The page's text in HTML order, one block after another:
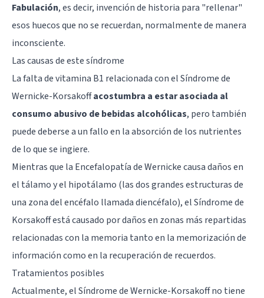
Fabulación, es decir, invención de historia para "rellenar"
esos huecos que no se recuerdan, normalmente de manera
inconsciente.
Las causas de este síndrome
La falta de vitamina B1 relacionada con el Síndrome de
Wernicke-Korsakoffacostumbra a estar asociada al
consumo abusivo de bebidas alcohólicas, pero también
puede deberse a un fallo en la absorción de los nutrientes
de lo que se ingiere.
Mientras que la Encefalopatía de Wernicke causa daños en
el tálamoy el hipotálamo (las dos grandes estructuras de
una zona del encéfalo llamada diencéfalo), el Síndrome de
Korsakoff está causado por daños en zonas más repartidas
relacionadas con la memoria tanto en la memorización de
información como en la recuperación de recuerdos.
Tratamientos posibles
Actualmente, el Síndrome de Wernicke-Korsakoff no tiene